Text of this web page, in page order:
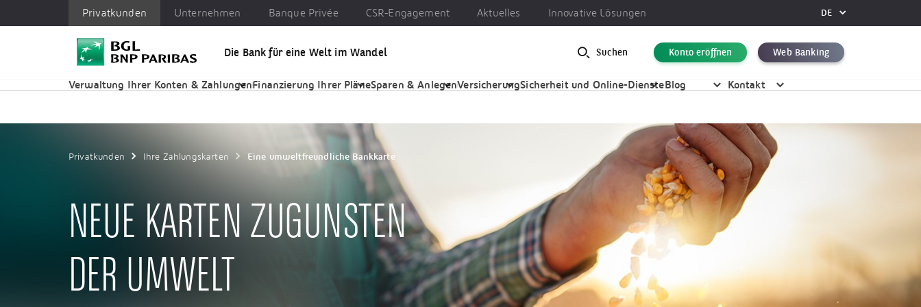
Privatkunden Unternehmen
Privatkunden Unternehmen Banque Privée CSR-Engagement Aktuelles Innovative Lösungen DE
DE
Die Bank für eine Welt im Wandel Suchen Konto eröffnen Web Banking
Verwaltung Ihrer Konten & ZahlungenFinanzierung Ihrer PläneSparen & AnlegenVersicherungSicherheit und Online-DiensteBlog Kontakt
Privatkunden Ihre Zahlungskarten Eine umweltfreundliche Bankkarte
NEUE KARTEN ZUGUNSTEN
DER UMWELT